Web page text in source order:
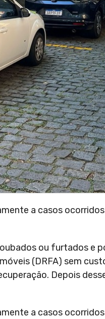
a casos
ou furtados e
(DRFA) sem
Depois
a casos